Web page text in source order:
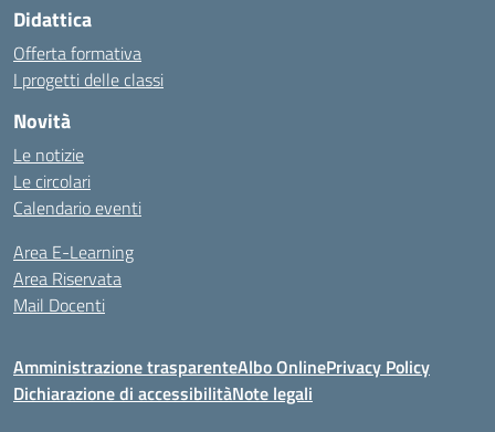
Didattica
Offerta formativa
I progetti delle classi
Novità
Le notizie
Le circolari
Calendario eventi
Area E-Learning
Area Riservata
Mail Docenti
Amministrazione trasparenteAlbo OnlinePrivacy Policy
Dichiarazione di accessibilitàNote legali